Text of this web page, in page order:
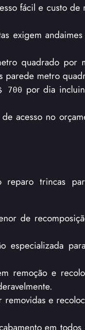
fácil e custo
exigem
quadrado por
parede metro
700 por dia
acesso no
trincas
de
especializada
remoção e
e
em